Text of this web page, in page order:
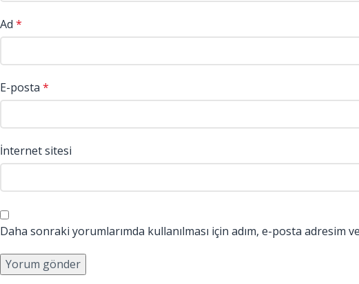
Ad *
E-posta *
İnternet sitesi
Daha sonraki yorumlarımda kullanılması için adım, e-posta adresim